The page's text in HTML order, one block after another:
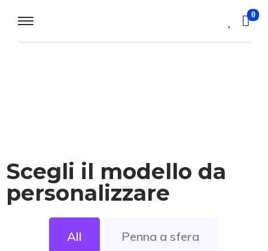
0
Scegli il modello da
personalizzare
All Penna a sfera